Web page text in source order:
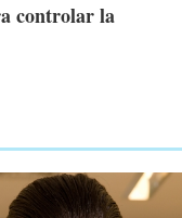
controlar la